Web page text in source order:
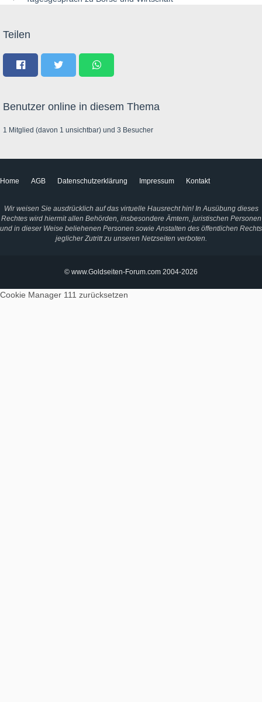
Teilen
Benutzer online in diesem Thema
1 Mitglied (davon 1 unsichtbar) und 3 Besucher
Home AGB Datenschutzerklärung Impressum Kontakt
Wir weisen Sie ausdrücklich auf das virtuelle Hausrecht hin! In Ausübung dieses
Rechtes wird hiermit allen Behörden, insbesondere Ämtern, juristischen Personen
und in dieser Weise beliehenen Personen sowie Anstalten des öffentlichen Rechts
jeglicher Zutritt zu unseren Netzseiten verboten.
© www.Goldseiten-Forum.com 2004-2026
Cookie Manager 111 zurücksetzen